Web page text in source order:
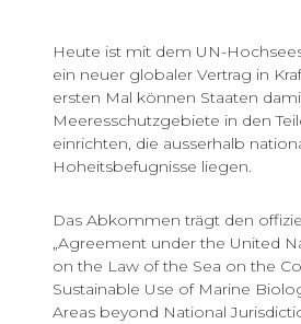
Heute ist mit dem UN-
ein neuer globaler Vertrag in
ersten Mal können Staaten
Meeresschutzgebiete in den
einrichten, die ausserhalb
Hoheitsbefugnisse liegen.
Das Abkommen trägt den
„Agreement under the United
on the Law of the Sea on the
Sustainable Use of Marine
Areas beyond National